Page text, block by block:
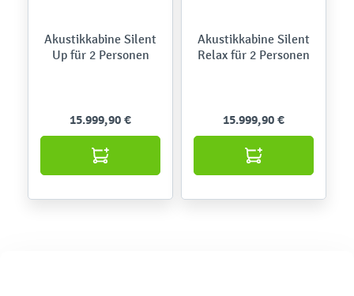
Akustikkabine Silent
Up für 2 Personen
15.999,90 €
Akustikkabine Silent
Relax für 2 Personen
15.999,90 €